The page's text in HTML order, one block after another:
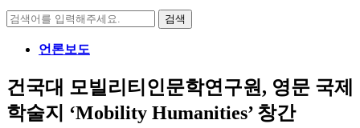
검
언론보도
건국대 모빌리티인문학연구원, 영문 국제
학술지 ‘Mobility Humanities’ 창간